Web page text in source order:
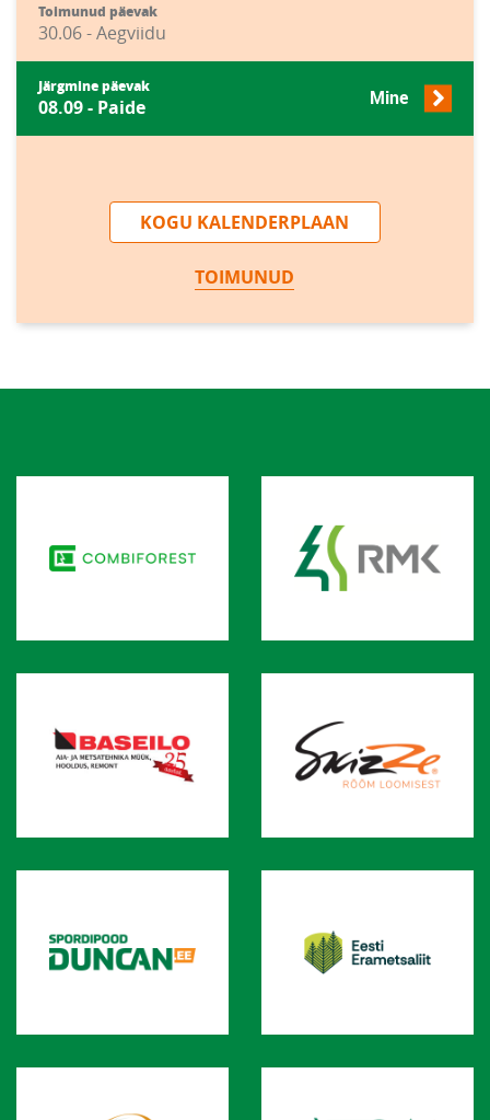
Toimunud päevak
30.06 - Aegviidu
Järgmine päevak
08.09 - Paide Mine
KOGU KALENDERPLAAN
TOIMUNUD